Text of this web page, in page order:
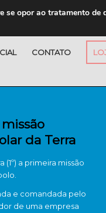
CONTATO
da Terra
a primeira missão
e comandada pelo
de uma empresa
se opor ao tratamento